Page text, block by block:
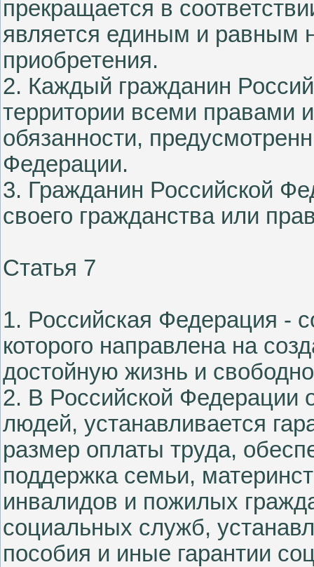
прекращается в
является единым и равным
приобретения.
2. Каждый гражданин
территории всеми правами
обязанности,
Федерации.
3. Гражданин Российской
своего гражданства или
Статья 7
1. Российская Федерация -
которого направлена на
достойную жизнь и
2. В Российской Федерации
людей, устанавливается
размер оплаты труда,
поддержка семьи,
инвалидов и пожилых
социальных служб,
пособия и иные гарантии